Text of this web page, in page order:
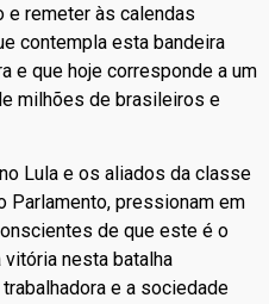
e remeter às calendas
contempla esta bandeira
e que hoje corresponde a um
milhões de brasileiros e
Lula e os aliados da classe
Parlamento, pressionam em
de que este é o
vitória nesta batalha
e a sociedade